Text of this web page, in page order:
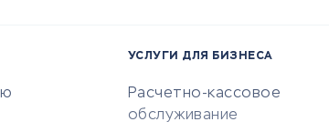
УСЛУГИ ДЛЯ БИЗНЕСА
Расчетно-кассовое
обслуживание